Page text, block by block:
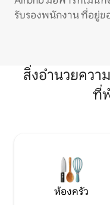
รับรองพนักงาน ที่อยู่ข
สิ่งอำนวยควา
ที่
ห้องครัว